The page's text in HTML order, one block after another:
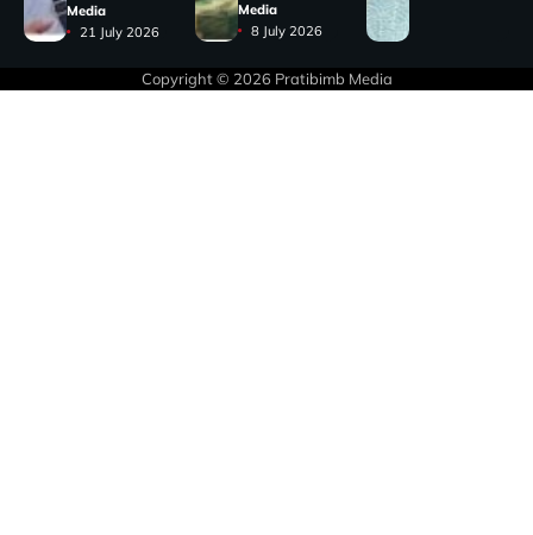
Media
21 July 2026
Media
8 July 2026
Copyright © 2026 Pratibimb Media